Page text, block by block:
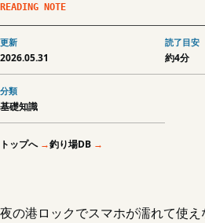
READING NOTE
更新
2026.05.31
読了目安
約4分
分類
基礎知識
トップへ 釣り場DB
夜の港ロックでスマホが濡れて使